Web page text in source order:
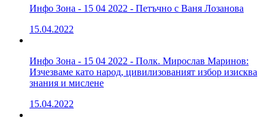
Инфо Зона - 15 04 2022 - Петъчно с Ваня Лозанова
15.04.2022
Инфо Зона - 15 04 2022 - Полк. Мирослав Маринов:
Изчезваме като народ, цивилизованият избор изисква
знания и мислене
15.04.2022